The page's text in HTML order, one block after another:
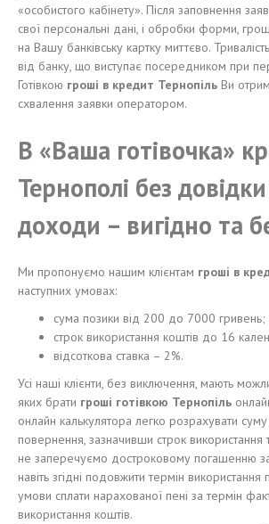
«особистого кабінету». Після заповнення
свої персональні дані, і обробки форми,
на Вашу банківську картку миттєво.
від банку, що виступає посередником при
Готівкою гроші в кредит Тернопіль Ви
схвалення заявки оператором.
В «Ваша готівочка»
Тернополі без
доходи – вигідно та
Ми пропонуємо нашим клієнтам гроші в
наступних умовах:
сума позики від 200 до 7000 гривень;
строк використання коштів до 16
відсоткова ставка – 2%.
Усі наші клієнти, без виключення, мають
яких брати гроші готівкою Тернопіль
онлайн калькулятора легко розрахувати
повернення, зазначивши строк
не заперечуємо достроковому погашенню
навіть згідні подовжити термін
умови сплати нарахованої пені за термін
використання коштів.